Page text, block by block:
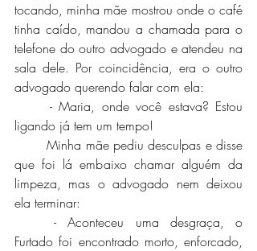
tocando, minha mãe mostrou onde o café
tinha caído, mandou a chamada para o
telefone do outro advogado e atendeu na
sala dele. Por coincidência, era o outro
advogado querendo falar com ela:
ligando já tem um tempo!
	Minha mãe pediu desculpas e disse
que foi lá embaixo chamar alguém da
limpeza, mas o advogado nem deixou
ela terminar:
	- Aconteceu uma desgraça, o
Furtado foi encontrado morto, enforcado,